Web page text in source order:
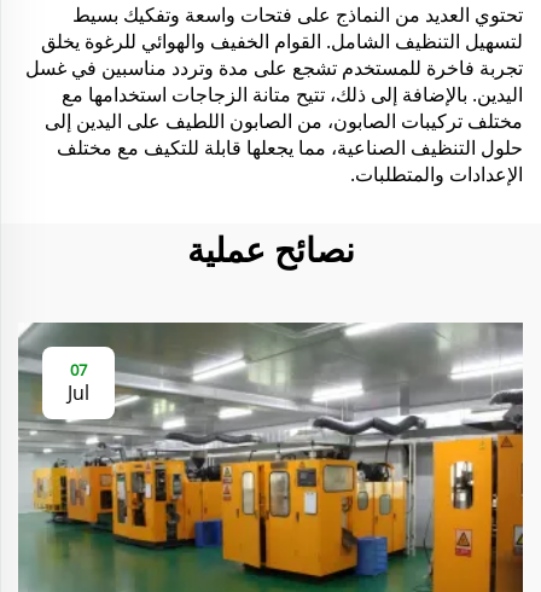
تحتوي العديد من النماذج على فتحات واسعة وتفكيك بسيط
لتسهيل التنظيف الشامل. القوام الخفيف والهوائي للرغوة يخلق
تجربة فاخرة للمستخدم تشجع على مدة وتردد مناسبين في غسل
اليدين. بالإضافة إلى ذلك، تتيح متانة الزجاجات استخدامها مع
مختلف تركيبات الصابون، من الصابون اللطيف على اليدين إلى
حلول التنظيف الصناعية، مما يجعلها قابلة للتكيف مع مختلف
الإعدادات والمتطلبات.
نصائح عملية
07
Jul